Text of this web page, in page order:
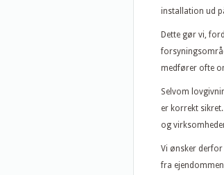
installation ud
Dette gør vi,
medfører ofte
Selvom
er korrekt
og
Vi ønsker
fra